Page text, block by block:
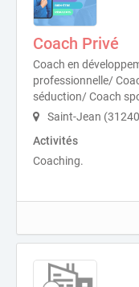
Coach Privé
Coach en
professionnelle/
séduction/ Coach
Saint-Jean
Activités
Coaching.